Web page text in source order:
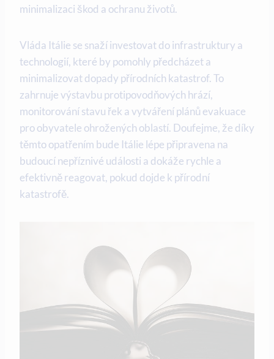
minimalizaci škod a ochranu životů.
Vláda Itálie se snaží investovat do infrastruktury a
technologií, které by pomohly předcházet a
minimalizovat dopady přírodních katastrof. To
zahrnuje výstavbu protipovodňových hrází,
monitorování stavu řek a vytváření plánů evakuace
pro obyvatele ohrožených oblastí. Doufejme, že díky
těmto opatřením bude Itálie lépe připravena na
budoucí nepříznivé události a dokáže rychle a
efektivně reagovat, pokud dojde k přírodní
katastrofě.